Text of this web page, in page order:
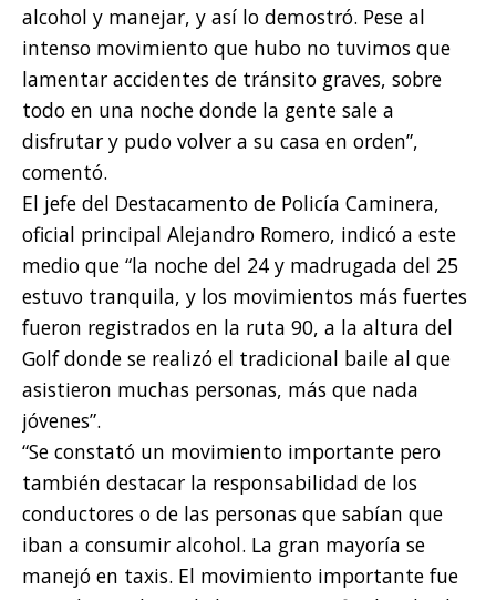
alcohol y manejar, y así lo demostró. Pese al
intenso movimiento que hubo no tuvimos que
lamentar accidentes de tránsito graves, sobre
todo en una noche donde la gente sale a
disfrutar y pudo volver a su casa en orden”,
comentó.
El jefe del Destacamento de Policía Caminera,
oficial principal Alejandro Romero, indicó a este
medio que “la noche del 24 y madrugada del 25
estuvo tranquila, y los movimientos más fuertes
fueron registrados en la ruta 90, a la altura del
Golf donde se realizó el tradicional baile al que
asistieron muchas personas, más que nada
jóvenes”.
“Se constató un movimiento importante pero
también destacar la responsabilidad de los
conductores o de las personas que sabían que
iban a consumir alcohol. La gran mayoría se
manejó en taxis. El movimiento importante fue